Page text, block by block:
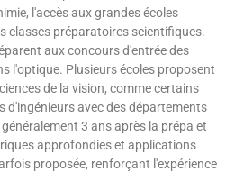
l'accès aux grandes écoles
classes préparatoires scientifiques.
aux concours d'entrée des
l'optique. Plusieurs écoles proposent
de la vision, comme certains
d'ingénieurs avec des départements
3 ans après la prépa et
approfondies et applications
proposée, renforçant l'expérience